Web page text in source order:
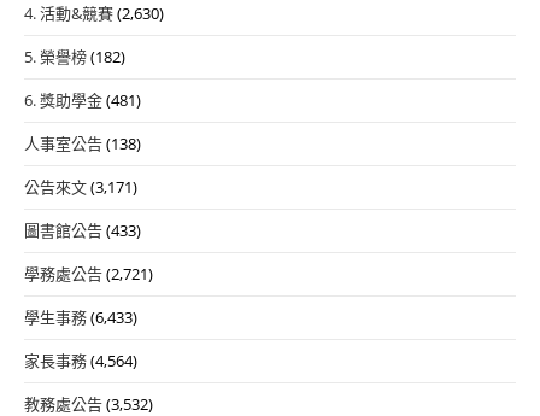
4. 活動&競賽(2,630)
5. 榮譽榜(182)
6. 獎助學金(481)
人事室公告(138)
公告來文(3,171)
圖書館公告(433)
學務處公告(2,721)
學生事務(6,433)
家長事務(4,564)
教務處公告(3,532)